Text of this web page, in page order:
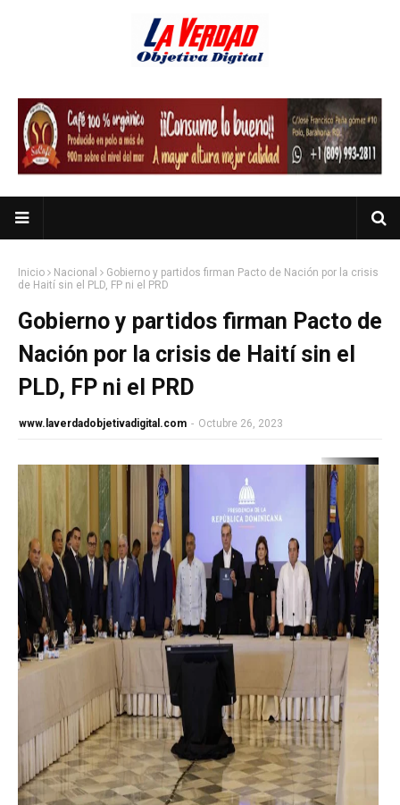
Inicio Nacional
Gobierno y partidos firman Pacto de Nación por la crisis
de Haití sin el PLD, FP ni el PRD
Gobierno y partidos firman Pacto de
Nación por la crisis de Haití sin el
PLD, FP ni el PRD
www.laverdadobjetivadigital.com - Octubre 26, 2023